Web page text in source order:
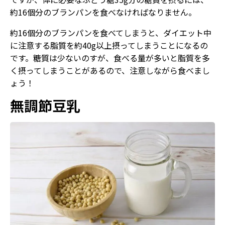
約16個分のブランパンを食べなければなりません。
約16個分のブランパンを食べてしまうと、ダイエット中
に注意する脂質を約40g以上摂ってしまうことになるの
です。糖質は少ないのすが、食べる量が多いと脂質を多
く摂ってしまうことがあるので、注意しながら食べまし
ょう！
無調節豆乳